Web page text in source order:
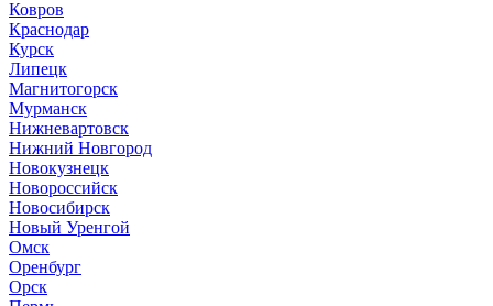
Ковров
Краснодар
Курск
Липецк
Магнитогорск
Мурманск
Нижневартовск
Нижний Новгород
Новокузнецк
Новороссийск
Новосибирск
Новый Уренгой
Омск
Оренбург
Орск